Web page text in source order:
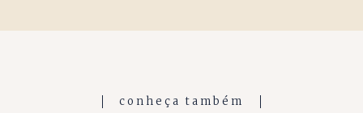
conheça também